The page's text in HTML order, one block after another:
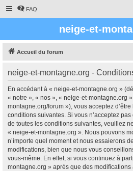
FAQ
neige-et-
Accueil du forum
neige-et-montagne.org -
En accédant à « neige-et-montagne.org »
« notre », « nos », « neige-et-montagne.org
montagne.org/forum »), vous acceptez
conditions suivantes. Si vous n’acceptez
de toutes les conditions suivantes, veuillez
« neige-et-montagne.org ». Nous pouvons
n’importe quel moment et nous essaierons
modifications, bien que nous vous
vous-même. En effet, si vous continuez à
montagne.org » après que des modifications